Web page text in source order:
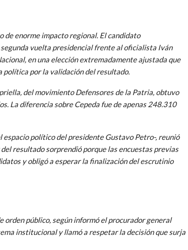
enorme impacto regional. El candidato
vuelta presidencial frente al oficialista Iván
en una elección extremadamente ajustada que
política por la validación del resultado.
del movimiento Defensores de la Patria, obtuvo
La diferencia sobre Cepeda fue de apenas 248.310
político del presidente Gustavo Petro-, reunió
resultado sorprendió porque las encuestas previas
y obligó a esperar la finalización del escrutinio
público, según informó el procurador general
institucional y llamó a respetar la decisión que surja